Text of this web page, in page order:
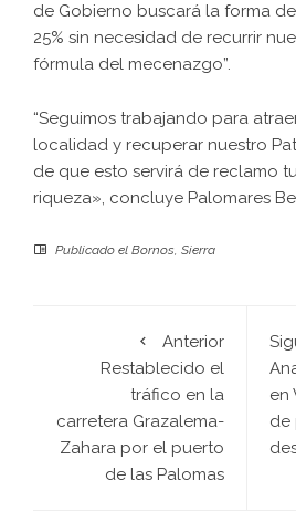
de Gobierno buscará la forma
25% sin necesidad de recurrir
fórmula del mecenazgo”.
“Seguimos trabajando para
localidad y recuperar nuestro
de que esto servirá de reclamo
riqueza», concluye Palomares
Publicado el Bornos, Sierra
Anterior
Restablecido el
tráfico en la
carretera Grazalema-
Zahara por el puerto
de las Palomas
en
de